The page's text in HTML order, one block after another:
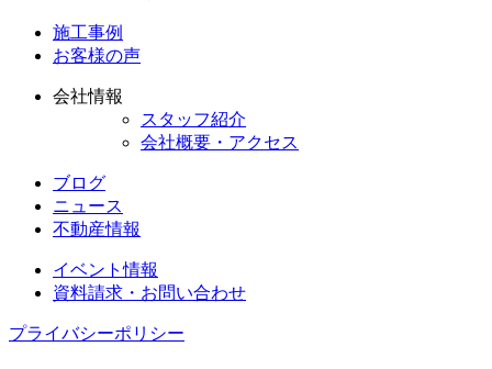
施工事例
お客様の声
会社情報
スタッフ紹介
会社概要・アクセス
ブログ
ニュース
不動産情報
イベント情報
資料請求・お問い合わせ
プライバシーポリシー